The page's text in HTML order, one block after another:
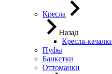
Кресла
Назад
Кресла-
Пуфы
Банкетки
Оттоманки